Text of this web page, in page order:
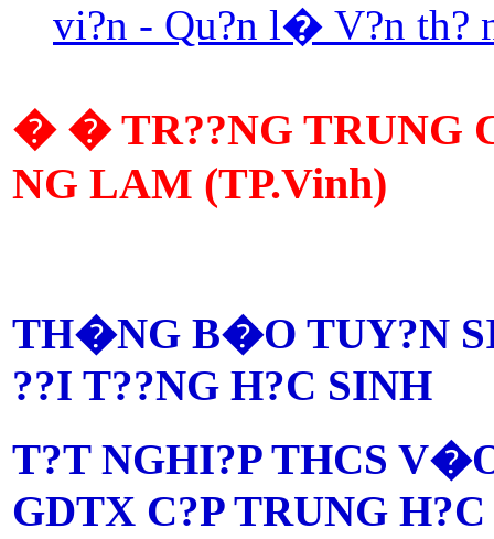
vi?n - Qu?n l� V?n th?
� � TR??NG TRUNG
NG LAM (TP.Vinh)
TH�NG B�O TUY?N
??I T??NG H?C SINH
T?T NGHI?P THCS
GDTX C?P TRUNG